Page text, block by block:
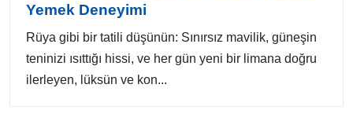
Yemek Deneyimi
Rüya gibi bir tatili düşünün: Sınırsız mavilik, güneşin
teninizi ısıttığı hissi, ve her gün yeni bir limana doğru
ilerleyen, lüksün ve kon...